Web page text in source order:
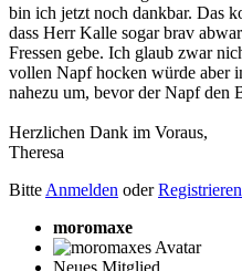
bin ich jetzt noch dankbar. Das
dass Herr Kalle sogar brav
Fressen gebe. Ich glaub zwar
vollen Napf hocken würde aber
nahezu um, bevor der Napf den
Herzlichen Dank im Voraus,
Theresa
Bitte Anmelden oderRegistrieren
moromaxe
Neues Mitglied